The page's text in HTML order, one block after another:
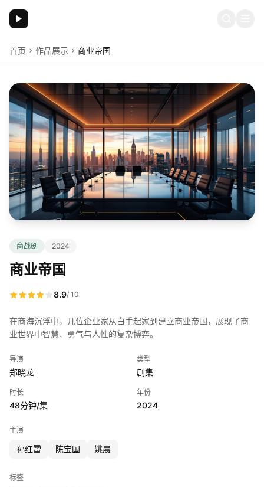
首页 作品展示 商业帝国
商战剧 2024
商业帝国
8.9/ 10
在商海沉浮中，几位企业家从白手起家到建立商业帝国，展现了商
业世界中智慧、勇气与人性的复杂博弈。
导演
郑晓龙
类型
剧集
时长
48分钟/集
年份
2024
主演
孙红雷 陈宝国 姚晨
标签